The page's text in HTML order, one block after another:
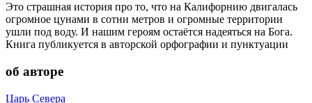
Это страшная история про то, что на Калифорнию двигалась
огромное цунами в сотни метров и огромные территории
ушли под воду. И нашим героям остаётся надеяться на Бога.
Книга публикуется в авторской орфографии и пунктуации
об авторе
Царь Севера